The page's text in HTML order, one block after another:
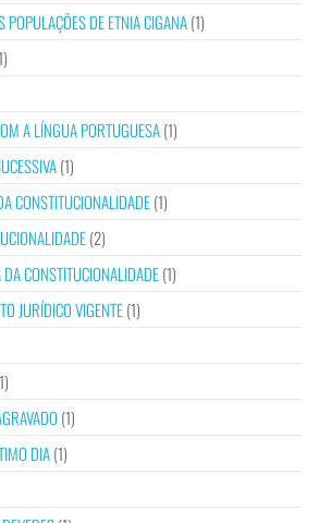
DE ETNIA CIGANA(1)
A LÍNGUA PORTUGUESA(1)
(1)
CONSTITUCIONALIDADE(1)
(2)
CONSTITUCIONALIDADE(1)
JURÍDICO VIGENTE(1)
(1)
DIA(1)